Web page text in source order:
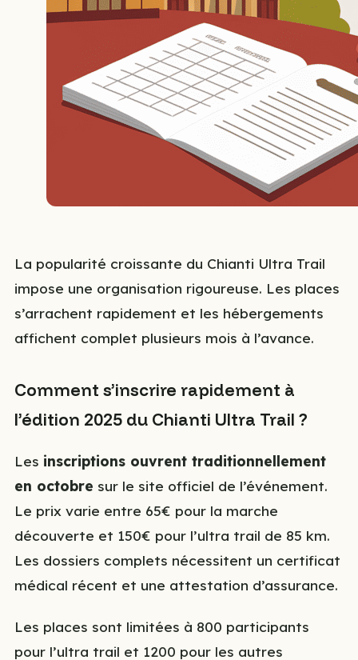
La popularité croissante du Chianti Ultra Trail
impose une organisation rigoureuse. Les places
s’arrachent rapidement et les hébergements
affichent complet plusieurs mois à l’avance.
Comment s’inscrire rapidement à
l’édition 2025 du Chianti Ultra Trail ?
Les inscriptions ouvrent traditionnellement
en octobre sur le site officiel de l’événement.
Le prix varie entre 65€ pour la marche
découverte et 150€ pour l’ultra trail de 85 km.
Les dossiers complets nécessitent un certificat
médical récent et une attestation d’assurance.
Les places sont limitées à 800 participants
pour l’ultra trail et 1200 pour les autres